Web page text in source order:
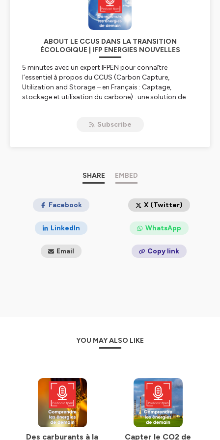
ABOUT LE CCUS DANS LA TRANSITION
ÉCOLOGIQUE | IFP ENERGIES NOUVELLES
5 minutes avec un expert IFPEN pour connaître
l’essentiel à propos du CCUS (Carbon Capture,
Utilization and Storage– en Français : Captage,
stockage et utilisation du carbone) : une solution de
Subscribe
SHARE EMBED
Facebook X (Twitter)
LinkedIn WhatsApp
Email Copy link
YOU MAY ALSO LIKE
Des carburants à la Capter le CO2 de